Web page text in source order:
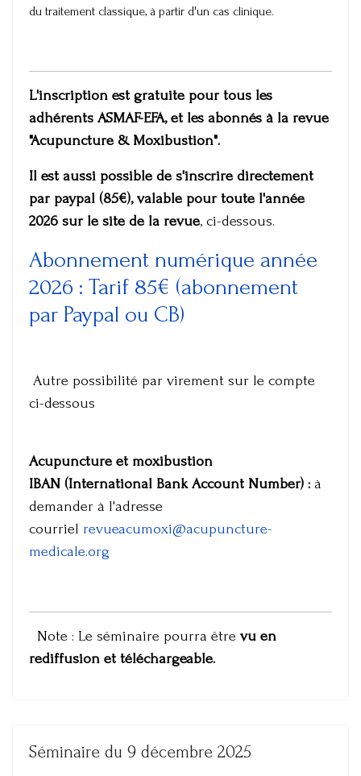
du traitement classique, à partir d'un cas clinique.
L'inscription est gratuite pour tous les
adhérents ASMAF-EFA, et les abonnés à la revue
"Acupuncture & Moxibustion".
Il est aussi possible de s'inscrire directement
par paypal (85€), valable pour toute l'année
2026 sur le site de la revue, ci-dessous.
Abonnement numérique année
2026 : Tarif 85€ (abonnement
par Paypal ou CB)
Autre possibilité par virement sur le compte
ci-dessous
Acupuncture et moxibustion
IBAN (International Bank Account Number) : à
demander à l'adresse
courriel revueacumoxi@acupuncture-
medicale.org
Note : Le séminaire pourra être vu en
rediffusion et téléchargeable.
Séminaire du 9 décembre 2025